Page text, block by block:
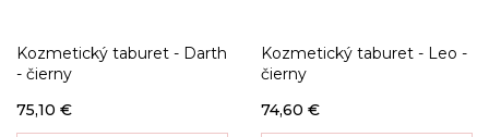
Kozmetický taburet - Darth
- čierny
75,10 €
Kozmetický taburet - Leo -
čierny
74,60 €